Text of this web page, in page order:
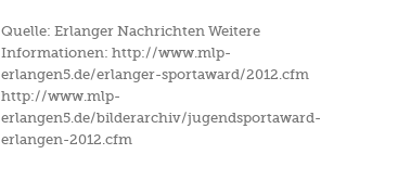
Quelle: Erlanger Nachrichten Weitere
Informationen: http://www.mlp-
erlangen5.de/erlanger-sportaward/2012.cfm
http://www.mlp-
erlangen5.de/bilderarchiv/jugendsportaward-
erlangen-2012.cfm